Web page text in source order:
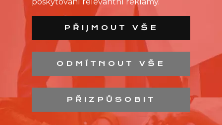
OCHRANA OSOBNÍCH ÚDAJŮ
PŘIJMOUT VŠE
ODMÍTNOUT VŠE
PŘIZPŮSOBIT